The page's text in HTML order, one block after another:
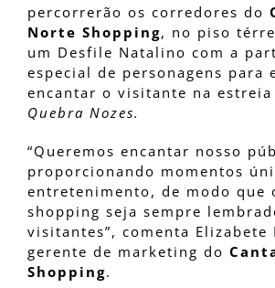
percorrerão os corredores do
Norte Shopping, no piso
um Desfile Natalino com a
especial de personagens para
encantar o visitante na estreia
Quebra Nozes.
“Queremos encantar nosso
proporcionando momentos
entretenimento, de modo que
shopping seja sempre
visitantes”, comenta Elizabete
gerente de marketing do
Shopping.